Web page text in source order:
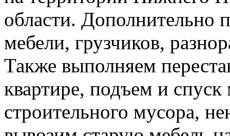
области. Дополнительно
мебели, грузчиков,
Также выполняем
квартире, подъем и спуск
строительного мусора,